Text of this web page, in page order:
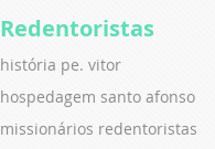
Redentoristas
história pe. vitor
hospedagem santo afonso
missionários redentoristas